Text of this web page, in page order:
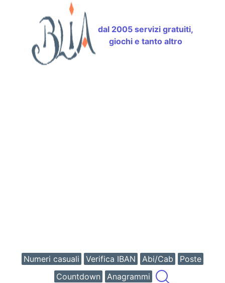
dal 2005 servizi gratuiti,
giochi e tanto altro
Numeri casuali Verifica IBAN Abi/Cab
Poste
Countdown
Anagrammi